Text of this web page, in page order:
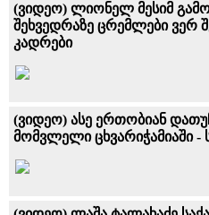
(ვიდეო) ლიონელ მესიმ
შეხვედრაზე ცრემლები ვერ
კადრები
(ვიდეო) ასე ერთობიან
მომვლელი ცხვარიჭამიაში -